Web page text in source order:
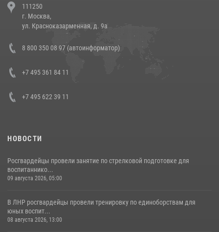
напавших на бригаду скорой помощи (видео)
14 июля 2026, 12:20
Состоялась рабочая встреча директора Росгвардии Героя России
генерала армии Виктора Золотова с заместителем полномочного
представителя Президента Российской Федерации в Северо-
Кавказском федеральном округе Виталием Кузнецовым
111250
г. Москва,
ул. Красноказарменная, д. 9а
8 800 350 08 97 (автоинформатор)
+7 495 361 84 11
+7 495 622 39 11
НОВОСТИ
Росгвардейцы провели занятие по стрелковой подготовке для
воспитаннико...
09 августа 2026, 05:00
В ЛНР росгвардейцы провели тренировку по единоборствам для
юных воспит...
08 августа 2026, 13:00